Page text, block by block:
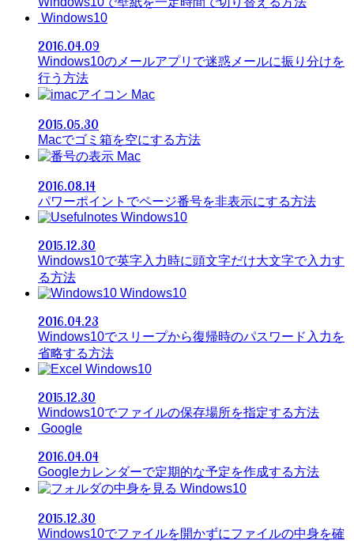
Windows10
2016.04.09
Windows10のメールアプリで迷惑メールに振り分けを
行う方法
Mac
2015.05.30
Macでゴミ箱を空にする方法
Mac
2016.08.14
パワーポイントでページ番号を非表示にする方法
Windows10
2015.12.30
Windows10で英字入力時に頭文字だけ大文字で入力す
る方法
Windows10
2016.04.23
Windows10でスリープから復帰時のパスワード入力を
省略する方法
Windows10
2015.12.30
Windows10でファイルの保存場所を指定する方法
Google
2016.04.04
Googleカレンダーで定期的な予定を作成する方法
Windows10
2015.12.30
Windows10でファイルを開かずにファイルの中身を確